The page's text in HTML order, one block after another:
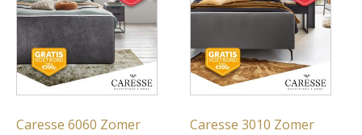
Caresse 6060 Zomer
Caresse 3010 Zomer